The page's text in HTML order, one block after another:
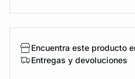
Encuentra este producto
Entregas y devoluciones